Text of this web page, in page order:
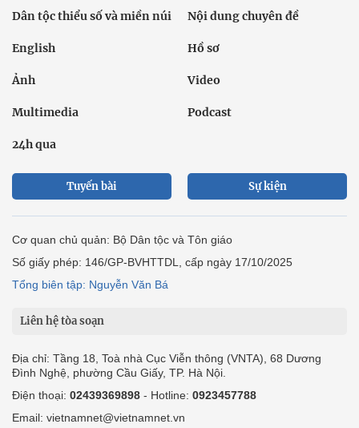
Dân tộc thiểu số và miền núi Nội dung chuyên đề
English Hồ sơ
Ảnh Video
Multimedia Podcast
24h qua
Tuyến bài Sự kiện
Cơ quan chủ quản: Bộ Dân tộc và Tôn giáo
Số giấy phép: 146/GP-BVHTTDL, cấp ngày 17/10/2025
Tổng biên tập: Nguyễn Văn Bá
Liên hệ tòa soạn
Địa chỉ: Tầng 18, Toà nhà Cục Viễn thông (VNTA), 68 Dương
Đình Nghệ, phường Cầu Giấy, TP. Hà Nội.
Điện thoại: 02439369898 - Hotline: 0923457788
Email: vietnamnet@vietnamnet.vn